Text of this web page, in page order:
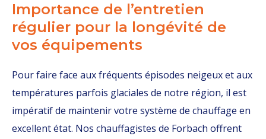
Importance de l’entretien
régulier pour la longévité de
vos équipements
Pour faire face aux fréquents épisodes neigeux et aux
températures parfois glaciales de notre région, il est
impératif de maintenir votre système de chauffage en
excellent état. Nos chauffagistes de Forbach offrent